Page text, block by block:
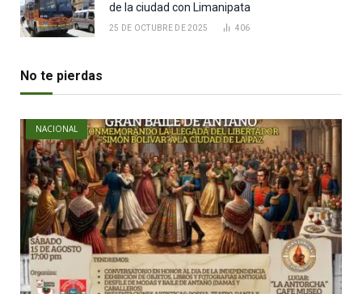
de la ciudad con Limanipata
25 DE OCTUBRE DE 2025 406
No te pierdas
NACIONAL